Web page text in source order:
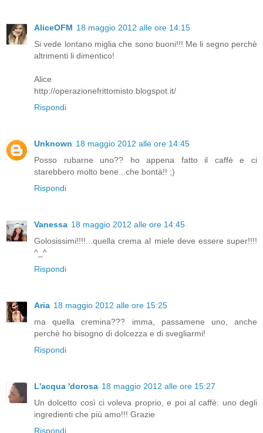
AliceOFM 18 maggio 2012 alle ore 14:15
Si vede lontano miglia che sono buoni!!! Me li segno perchè
altrimenti li dimentico!
Alice
http://operazionefrittomisto.blogspot.it/
Rispondi
Unknown 18 maggio 2012 alle ore 14:45
Posso rubarne uno?? ho appena fatto il caffè e ci
starebbero molto bene...che bontà!! ;)
Rispondi
Vanessa 18 maggio 2012 alle ore 14:45
Golosissimi!!!!...quella crema al miele deve essere super!!!!
^_^
Rispondi
Aria 18 maggio 2012 alle ore 15:25
ma quella cremina??? imma, passamene uno, anche
perchè ho bisogno di dolcezza e di svegliarmi!
Rispondi
L'acqua 'dorosa 18 maggio 2012 alle ore 15:27
Un dolcetto così ci voleva proprio, e poi al caffè: uno degli
ingredienti che più amo!!! Grazie
Rispondi